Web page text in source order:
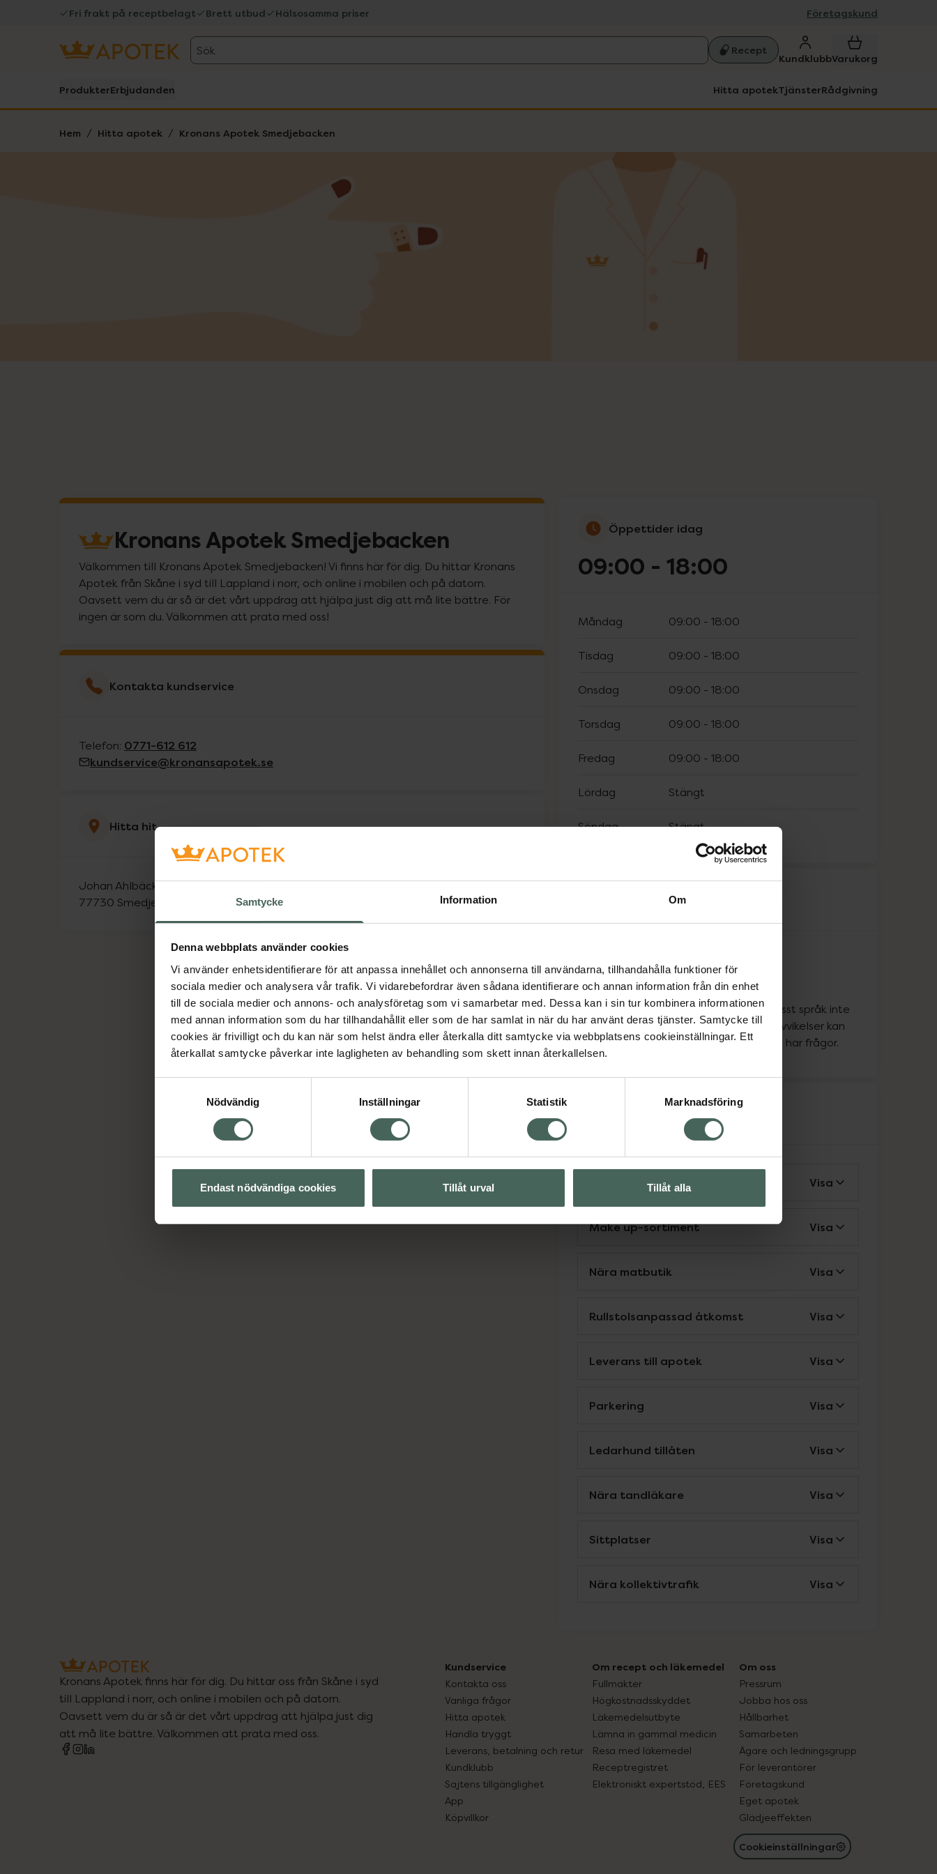
Samtycke Information Om
Denna webbplats använder cookies
Vi använder enhetsidentifierare för att anpassa innehållet och annonserna till användarna, tillhandahålla funktioner för
sociala medier och analysera vår trafik. Vi vidarebefordrar även sådana identifierare och annan information från din enhet
till de sociala medier och annons- och analysföretag som vi samarbetar med. Dessa kan i sin tur kombinera informationen
med annan information som du har tillhandahållit eller som de har samlat in när du har använt deras tjänster. Samtycke till
cookies är frivilligt och du kan när som helst ändra eller återkalla ditt samtycke via webbplatsens cookieinställningar. Ett
återkallat samtycke påverkar inte lagligheten av behandling som skett innan återkallelsen.
Nödvändig
Inställningar Statistik Marknadsföring
Endast nödvändiga cookies Tillåt urval Tillåt alla
Fri frakt på receptbelagt Brett utbud Hälsosamma priser Företagskund
Sök Recept
KundklubbVarukorg
ProdukterErbjudanden Hitta apotekTjänsterRådgivning
Hem Hitta apotek Kronans Apotek Smedjebacken
Kronans Apotek Smedjebacken
Välkommen till Kronans Apotek Smedjebacken! Vi finns här för dig. Du hittar Kronans
Apotek från Skåne i syd till Lappland i norr, och online i mobilen och på datorn.
Oavsett vem du är så är det vårt uppdrag att hjälpa just dig att må lite bättre. För
ingen är som du. Välkommen att prata med oss!
Kontakta kundservice
Telefon: 0771-612 612
kundservice@kronansapotek.se
Hitta hit
Johan Ahlbäcks plats 8
77730 Smedjebacken
Öppettider idag
09:00 -18:00
Måndag 09:00 -18:00
Tisdag 09:00 -18:00
Onsdag 09:00 -18:00
Torsdag 09:00 -18:00
Fredag 09:00 -18:00
Lördag Stängt
Söndag Stängt
Engelska
Arabiska
Tänk på att personen som pratar ett visst språk inte
finns på apoteket alla dagar, så vissa avvikelser kan
förekomma. Kontakta oss gärna om du har frågor.
Parkering för rörelsehindrad Visa
Make up-sortiment Visa
Nära matbutik Visa
Rullstolsanpassad åtkomst Visa
Leverans till apotek Visa
Parkering Visa
Ledarhund tillåten Visa
Nära tandläkare Visa
Sittplatser Visa
Nära kollektivtrafik Visa
Kronans Apotek finns här för dig. Du hittar oss från Skåne i syd
till Lappland i norr, och online i mobilen och på datorn.
Oavsett vem du är så är det vårt uppdrag att hjälpa just dig
att må lite bättre. Välkommen att prata med oss.
Kundservice
Kontakta oss
Vanliga frågor
Hitta apotek
Handla tryggt
Leverans, betalning och retur
Kundklubb
Sajtens tillgänglighet
App
Köpvillkor
Om recept och läkemedel
Fullmakter
Högkostnadsskyddet
Läkemedelsutbyte
Lämna in gammal medicin
Resa med läkemedel
Receptregistret
Elektroniskt expertstöd, EES
Om oss
Pressrum
Jobba hos oss
Hållbarhet
Samarbeten
Ägare och ledningsgrupp
För leverantörer
Företagskund
Eget apotek
Glädjeeffekten
Cookieinställningar